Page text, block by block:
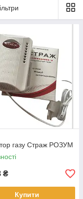
газу Страж РОЗУМ
₴
Купити